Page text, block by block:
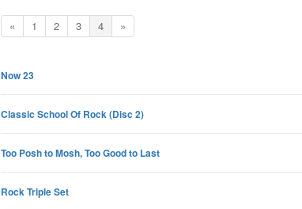
« 1 2 3 4 »
Now 23
Classic School Of Rock (Disc 2)
Too Posh to Mosh, Too Good to Last
Rock Triple Set